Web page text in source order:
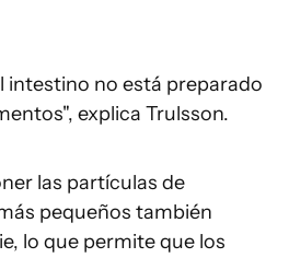
intestino no está preparado
explica Trulsson.
las partículas de
pequeños también
lo que permite que los